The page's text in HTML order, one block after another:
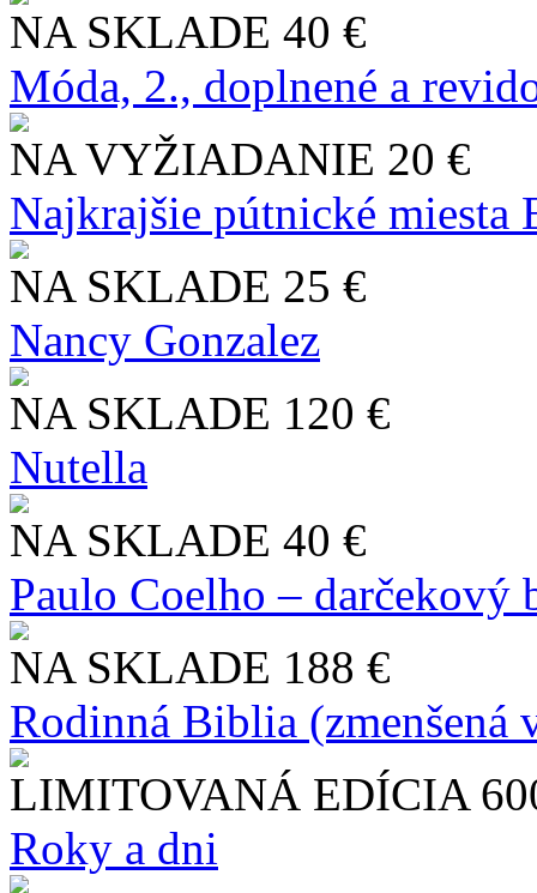
NA SKLADE 40 €
Móda, 2., doplnené a
NA VYŽIADANIE 20 €
Najkrajšie pútnické miesta
NA SKLADE 25 €
Nancy Gonzalez
NA SKLADE 120 €
Nutella
NA SKLADE 40 €
Paulo Coelho – darčekový
NA SKLADE 188 €
Rodinná Biblia (zmenšená
LIMITOVANÁ EDÍCIA
Roky a dni